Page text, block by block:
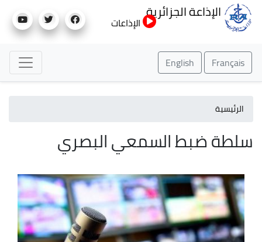
إلى
الإذاعة الجزائرية
الإذاعات
Français
English
الرئيسية
سلطة ضبط السمعي البصري